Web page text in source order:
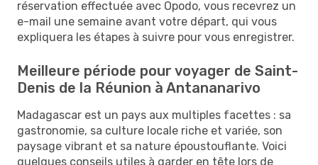
réservation effectuée avec Opodo, vous recevrez un
e-mail une semaine avant votre départ, qui vous
expliquera les étapes à suivre pour vous enregistrer.
Meilleure période pour voyager de Saint-
Denis de la Réunion à Antananarivo
Madagascar est un pays aux multiples facettes : sa
gastronomie, sa culture locale riche et variée, son
paysage vibrant et sa nature époustouflante. Voici
quelques conseils utiles à garder en tête lors de